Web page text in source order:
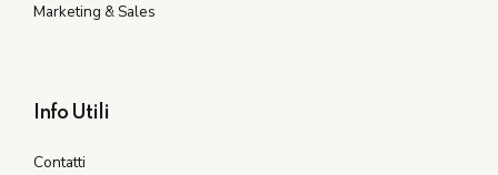
Marketing & Sales
Info Utili
Contatti